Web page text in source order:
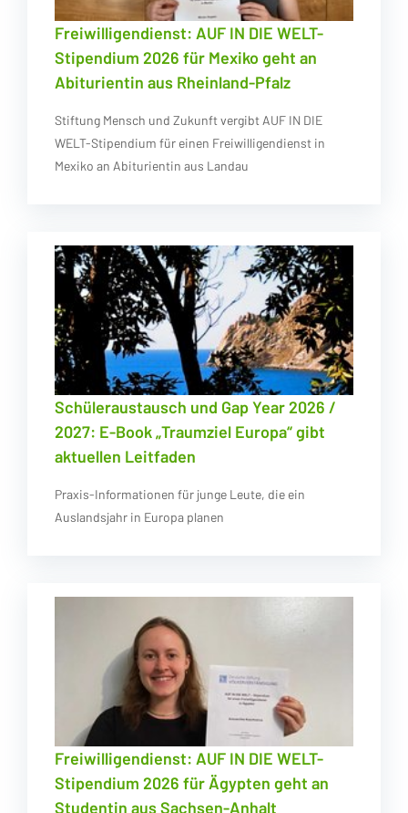
Freiwilligendienst: AUF IN DIE WELT-
Stipendium 2026 für Mexiko geht an
Abiturientin aus Rheinland-Pfalz
Stiftung Mensch und Zukunft vergibt AUF IN DIE
WELT-Stipendium für einen Freiwilligendienst in
Mexiko an Abiturientin aus Landau
Schüleraustausch und Gap Year 2026 /
2027: E-Book „Traumziel Europa“ gibt
aktuellen Leitfaden
Praxis-Informationen für junge Leute, die ein
Auslandsjahr in Europa planen
Freiwilligendienst: AUF IN DIE WELT-
Stipendium 2026 für Ägypten geht an
Studentin aus Sachsen-Anhalt